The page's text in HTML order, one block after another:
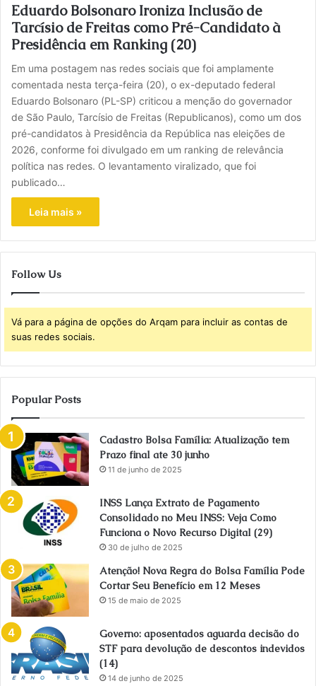
Eduardo Bolsonaro Ironiza Inclusão de
Tarcísio de Freitas como Pré-Candidato à
Presidência em Ranking (20)
Em uma postagem nas redes sociais que foi amplamente
comentada nesta terça-feira (20), o ex-deputado federal
Eduardo Bolsonaro (PL-SP) criticou a menção do governador
de São Paulo, Tarcísio de Freitas (Republicanos), como um dos
pré-candidatos à Presidência da República nas eleições de
2026, conforme foi divulgado em um ranking de relevância
política nas redes. O levantamento viralizado, que foi
publicado…
Leia mais »
Follow Us
Vá para a página de opções do Arqam para incluir as contas de
suas redes sociais.
Popular Posts
Cadastro Bolsa Família: Atualização tem
Prazo final ate 30 junho
11 de junho de 2025
INSS Lança Extrato de Pagamento
Consolidado no Meu INSS: Veja Como
Funciona o Novo Recurso Digital (29)
30 de julho de 2025
Atenção! Nova Regra do Bolsa Família Pode
Cortar Seu Benefício em 12 Meses
15 de maio de 2025
Governo: aposentados aguarda decisão do
STF para devolução de descontos indevidos
(14)
14 de junho de 2025